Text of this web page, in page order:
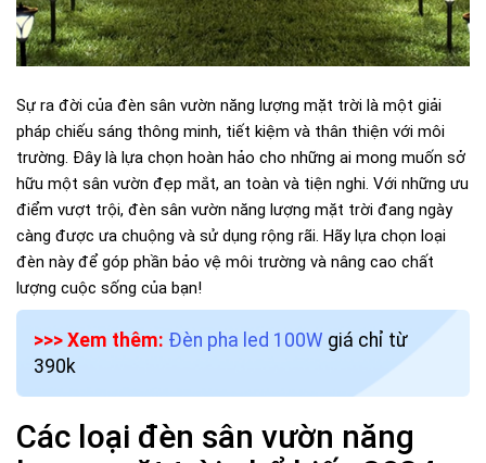
Sự ra đời của đèn sân vườn năng lượng mặt trời là một giải
pháp chiếu sáng thông minh, tiết kiệm và thân thiện với môi
trường. Đây là lựa chọn hoàn hảo cho những ai mong muốn sở
hữu một sân vườn đẹp mắt, an toàn và tiện nghi. Với những ưu
điểm vượt trội, đèn sân vườn năng lượng mặt trời đang ngày
càng được ưa chuộng và sử dụng rộng rãi. Hãy lựa chọn loại
đèn này để góp phần bảo vệ môi trường và nâng cao chất
lượng cuộc sống của bạn!
>>> Xem thêm: Đèn pha led 100W giá chỉ từ
390k
Các loại đèn sân vườn năng